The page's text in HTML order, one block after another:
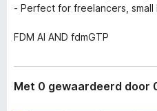
- Perfect for freelancers, small
FDM AI AND fdmGTP
Met 0 gewaardeerd door